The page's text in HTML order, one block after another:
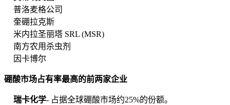
普洛麦格公司
奎硼拉克斯
米内拉圣丽塔 SRL (MSR)
南方农用杀虫剂
因卡博尔
硼酸市场占有率最高的前两家企业
瑞卡化学- 占据全球硼酸市场约25%的份额。